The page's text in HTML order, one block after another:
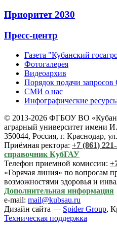
Приоритет 2030
Пресс-центр
Газета "Кубанский
Фотогалерея
Видеоархив
Порядок подачи
СМИ о нас
Инфографические
© 2013-2026 ФГБОУ ВО
аграрный университет имени
350044, Россия, г. Краснодар,
Приёмная ректора: +7 (861)
справочник КубГАУ
Телефон приемной комиссии:
«Горячая линия» по вопросам
возможностями здоровья и
Дополнительная информация
e-mail: mail@kubsau.ru
Дизайн сайта — Spider Group,
Техническая поддержка